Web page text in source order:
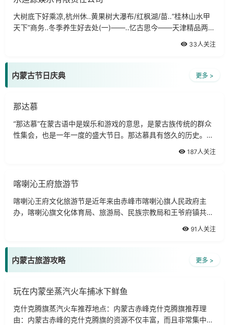
大树底下好乘凉,杭州休..黄果树大瀑布/红枫湖/苗..“桂林山水甲
天下”商务..冬季养生好去处(一)——..忆古思今——天津精品两..
33人关注
内蒙古节日庆典 更多 >
那达慕
“那达慕”在蒙古语中是娱乐和游戏的意思，是蒙古族传统的群众
性集会，也是一年一度的盛大节日。那达慕具有悠久的历史。
187人关注
喀喇沁王府旅游节
喀喇沁王府文化旅游节是近年来由赤峰市喀喇沁旗人民政府主
办，喀喇沁旗文化体育局、旅游局、民族宗教局和王爷府镇共同
91人关注
内蒙古旅游攻略 更多 >
玩在内蒙坐蒸汽火车捕冰下鲜鱼
克什克腾旗蒸汽火车推荐地点：内蒙古赤峰克什克腾旗推荐理
由：内蒙古赤峰的克什克腾旗的资源不仅丰富，而且非常集中，